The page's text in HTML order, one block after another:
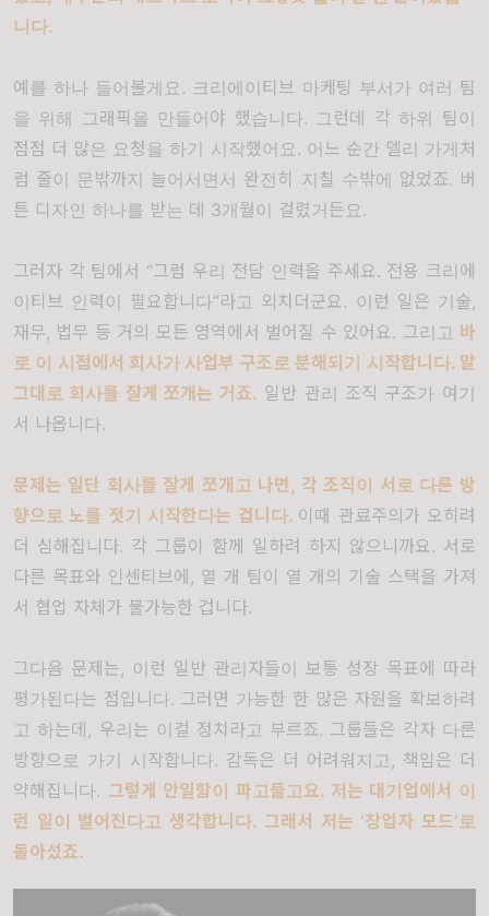
니다.
예를 하나 들어볼게요 . 크리에이티브 마케팅 부서가 여러 팀
을 위해 그래픽을 만들어야 했습니다. 그런데 각 하위 팀이
점점 더 많은 요청을 하기 시작했어요 . 어느 순간 델리 가게처
럼 줄이 문밖까지 늘어서면서 완전히 지칠 수밖에 없었죠. 버
튼 디자인 하나를 받는 데 3개월이 걸렸거든요 .
그러자 각 팀에서 “그럼 우리 전담 인력을 주세요. 전용 크리에
이티브 인력이 필요합니다”라고 외치더군요. 이런 일은 기술,
재무, 법무 등 거의 모든 영역에서 벌어질 수 있어요. 그리고 바
로 이 시점에서 회사가 사업부 구조로 분해되기 시작합니다. 말
그대로 회사를 잘게 쪼개는 거죠. 일반 관리 조직 구조가 여기
서 나옵니다.
문제는 일단 회사를 잘게 쪼개고 나면 , 각 조직이 서로 다른 방
향으로 노를 젓기 시작한다는 겁니다. 이때 관료주의가 오히려
더 심해집니다. 각 그룹이 함께 일하려 하지 않으니까요. 서로
다른 목표와 인센티브에 , 열 개 팀이 열 개의 기술 스택을 가져
서 협업 자체가 불가능한 겁니다.
그다음 문제는, 이런 일반 관리자들이 보통 성장 목표에 따라
평가된다는 점입니다. 그러면 가능한 한 많은 자원을 확보하려
고 하는데 , 우리는 이걸 정치라고 부르죠. 그룹들은 각자 다른
방향으로 가기 시작합니다. 감독은 더 어려워지고 , 책임은 더
약해집니다. 그렇게 안일함이 파고들고요. 저는 대기업에서 이
런 일이 벌어진다고 생각합니다. 그래서 저는 ‘창업자 모드’ 로
돌아섰죠.